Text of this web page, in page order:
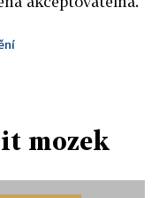
mozek